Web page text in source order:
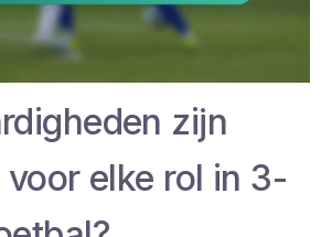
zijn
elke rol in 3-